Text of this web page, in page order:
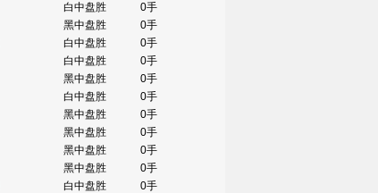
白中盘胜
0手
黑中盘胜
0手
白中盘胜
0手
白中盘胜
0手
黑中盘胜
0手
白中盘胜
0手
黑中盘胜
0手
黑中盘胜
0手
黑中盘胜
0手
黑中盘胜
0手
白中盘胜
0手